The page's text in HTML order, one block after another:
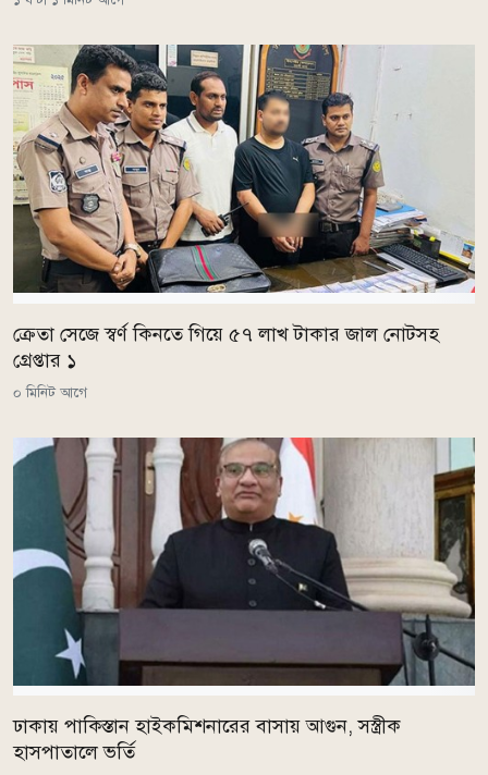
ক্রেতা সেজে স্বর্ণ কিনতে গিয়ে ৫৭ লাখ টাকার জাল নোটসহ
গ্রেপ্তার ১
০ মিনিট আগে
ঢাকায় পাকিস্তান হাইকমিশনারের বাসায় আগুন, সস্ত্রীক
হাসপাতালে ভর্তি